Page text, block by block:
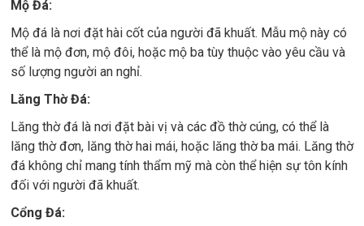
Mộ Đá:
Mộ đá là nơi đặt hài cốt của người đã khuất. Mẫu mộ này có
thể là mộ đơn, mộ đôi, hoặc mộ ba tùy thuộc vào yêu cầu và
số lượng người an nghỉ.
Lăng Thờ Đá:
Lăng thờ đá là nơi đặt bài vị và các đồ thờ cúng, có thể là
lăng thờ đơn, lăng thờ hai mái, hoặc lăng thờ ba mái. Lăng thờ
đá không chỉ mang tính thẩm mỹ mà còn thể hiện sự tôn kính
đối với người đã khuất.
Cổng Đá: